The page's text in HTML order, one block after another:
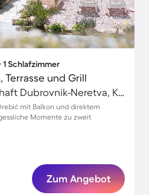
1 Schlafzimmer
Terrasse und Grill
Orebić, Gespanschaft Dubrovnik-Neretva, Kroatien
mit Balkon und direktem
Momente zu zweit
Zum Angebot